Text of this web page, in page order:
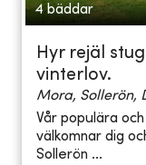
4 bäddar
Hyr rejäl
vinterlov.
Mora, Sollerön,
Vår populära
välkomnar dig
Sollerön ...